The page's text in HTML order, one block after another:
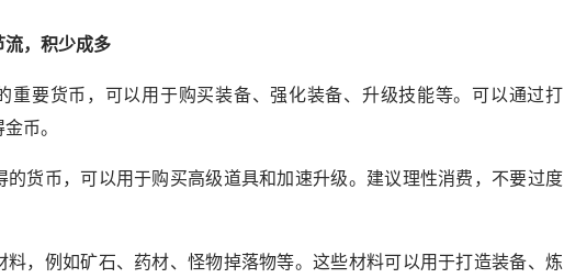
流，积少成多
重要货币，可以用于购买装备、强化装备、升级技能等。可以通过打
币。
的货币，可以用于购买高级道具和加速升级。建议理性消费，不要过度
料，例如矿石、药材、怪物掉落物等。这些材料可以用于打造装备、炼